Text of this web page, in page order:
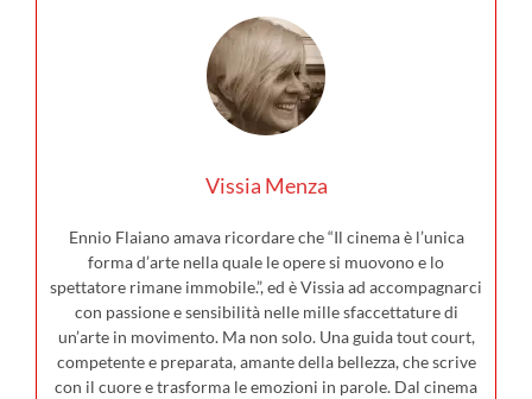
Vissia Menza
Ennio Flaiano amava ricordare che “Il cinema è l’unica
forma d’arte nella quale le opere si muovono e lo
spettatore rimane immobile.”, ed è Vissia ad accompagnarci
con passione e sensibilità nelle mille sfaccettature di
un’arte in movimento. Ma non solo. Una guida tout court,
competente e preparata, amante della bellezza, che scrive
con il cuore e trasforma le emozioni in parole. Dal cinema